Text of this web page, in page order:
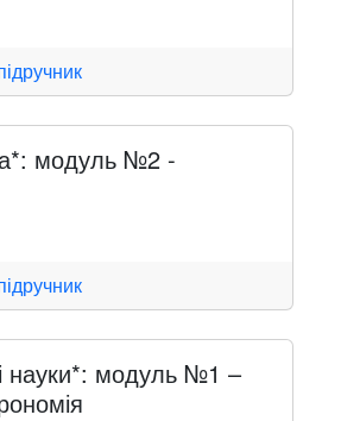
модуль №2 -
науки*: модуль №1 –